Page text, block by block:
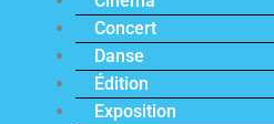
Concert
Danse
Édition
Exposition